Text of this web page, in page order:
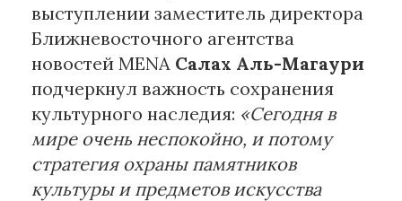
выступлении заместитель директора
Ближневосточного агентства
новостей MENA Салах Аль-Магаури
подчеркнул важность сохранения
культурного наследия: «Сегодня в
мире очень неспокойно, и потому
стратегия охраны памятников
культуры и предметов искусства